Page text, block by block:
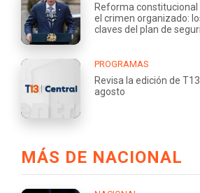
Reforma
el crimen organizado:
claves del plan de
PROGRAMAS
Revisa la edición de
agosto
MÁS DE NACIONAL